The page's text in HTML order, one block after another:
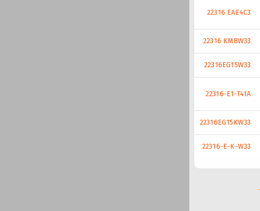
22316 EAE4C3
22316 KMBW33
22316EG15W33
22316-E1-T41A
22316EG15KW33
22316-E-K-W33